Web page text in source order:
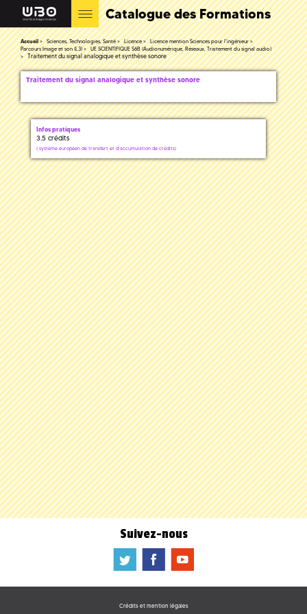
Catalogue des Formations
Accueil Sciences, Technologies, Santé Licence
Licence mention Sciences pour l'ingénieur
Parcours Image et son (L3)
UE SCIENTIFIQUE S6B (Audionumérique, Réseaux, Traitement du signal audio)
Traitement du signal analogique et synthèse sonore
Traitement du signal analogique et synthèse sonore
Infos pratiques
3.5 crédits
( système européen de transfert et d'accumulation de crédits)
Suivez-nous
a b f
Crédits et mention légales